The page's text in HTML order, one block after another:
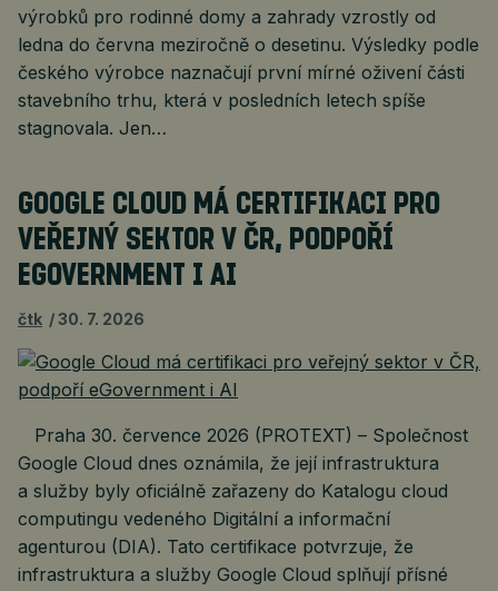
výrobků pro rodinné domy a zahrady vzrostly od
ledna do června meziročně o desetinu. Výsledky podle
českého výrobce naznačují první mírné oživení části
stavebního trhu, která v posledních letech spíše
stagnovala. Jen…
GOOGLE CLOUD MÁ CERTIFIKACI PRO
VEŘEJNÝ SEKTOR V ČR, PODPOŘÍ
EGOVERNMENT I AI
čtk 30. 7. 2026
Praha 30. července 2026 (PROTEXT) – Společnost
Google Cloud dnes oznámila, že její infrastruktura
a služby byly oficiálně zařazeny do Katalogu cloud
computingu vedeného Digitální a informační
agenturou (DIA). Tato certifikace potvrzuje, že
infrastruktura a služby Google Cloud splňují přísné